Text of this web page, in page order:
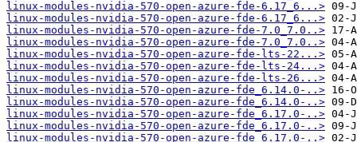
linux-modules-nvidia-570-open-azure-fde-6.17_6...>
linux-modules-nvidia-570-open-azure-fde-6.17_6...>
linux-modules-nvidia-570-open-azure-fde-7.0_7.0..>
linux-modules-nvidia-570-open-azure-fde-7.0_7.0..>
linux-modules-nvidia-570-open-azure-fde-lts-22...>
linux-modules-nvidia-570-open-azure-fde-lts-24...>
linux-modules-nvidia-570-open-azure-fde-lts-26...>
linux-modules-nvidia-570-open-azure-fde_6.14.0-..>
linux-modules-nvidia-570-open-azure-fde_6.14.0-..>
linux-modules-nvidia-570-open-azure-fde_6.17.0-..>
linux-modules-nvidia-570-open-azure-fde_6.17.0-..>
linux-modules-nvidia-570-open-azure-fde_6.17.0-..>